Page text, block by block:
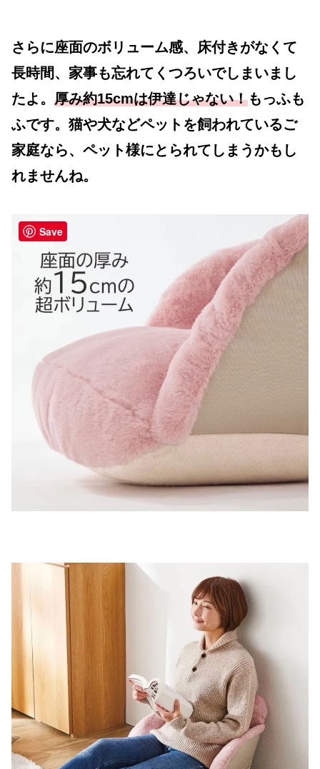
さらに座面のボリューム感、床付きがなくて
長時間、家事も忘れてくつろいでしまいまし
たよ。 厚み約15cmは伊達じゃない！もっふも
ふです。猫や犬などペットを飼われているご
家庭なら、ペット様にとられてしまうかもし
れませんね。
Save